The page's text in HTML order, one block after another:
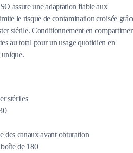
assure une adaptation fiable aux
le risque de contamination croisée
stérile. Conditionnement en
au total pour un usage quotidien en
unique.
stériles
des canaux avant obturation
de 180